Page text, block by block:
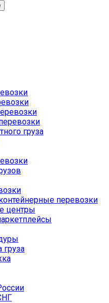
груза
перевозки
центры
груза